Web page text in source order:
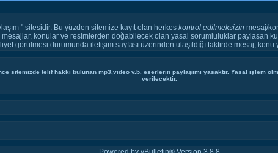
" sitesidir. Bu yüzden sitemize kayıt olan herkes kontrol edilmeksizin mesaj/
konular ve resimlerden doğabilecek olan yasal sorumluluklar paylaşan
görülmesi durumunda iletişim sayfası üzerinden ulaşıldığı taktirde mesaj,
sitemizde telif hakkı bulunan mp3,video v.b. eserlerin paylaşımı yasaktır. Yasal işlem
verilecektir.